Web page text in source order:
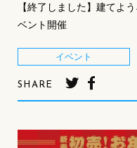
【終了しました】建てよ
ベント開催
イベント
SHARE